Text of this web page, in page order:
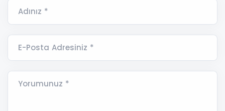
Adınız *
E-Posta Adresiniz *
Yorumunuz *